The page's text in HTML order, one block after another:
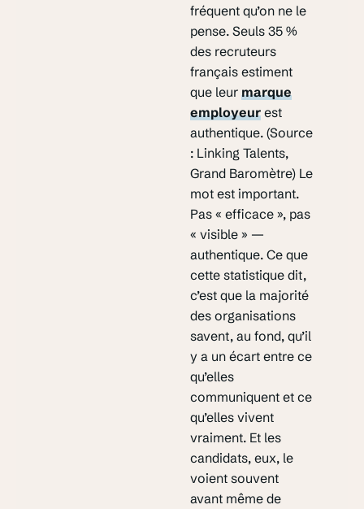
fréquent qu’on ne le
pense. Seuls 35 %
des recruteurs
français estiment
que leur marque
employeurest
authentique. (Source
: Linking Talents,
Grand Baromètre) Le
mot est important.
Pas « efficace », pas
« visible » —
authentique. Ce que
cette statistique dit,
c’est que la majorité
des organisations
savent, au fond, qu’il
y a un écart entre ce
qu’elles
communiquent et ce
qu’elles vivent
vraiment. Et les
candidats, eux, le
voient souvent
avant même de